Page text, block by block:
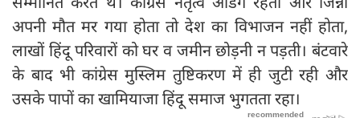
अपनी मौत मर गया होता तो देश का विभाजन नहीं होता,
लाखों हिंदू परिवारों को घर व जमीन छोड़नी न पड़ती। बंटवारे
के बाद भी कांग्रेस मुस्लिम तुष्टिकरण में ही जुटी रही और
उसके पापों का खामियाजा हिंदू समाज भुगतता रहा।